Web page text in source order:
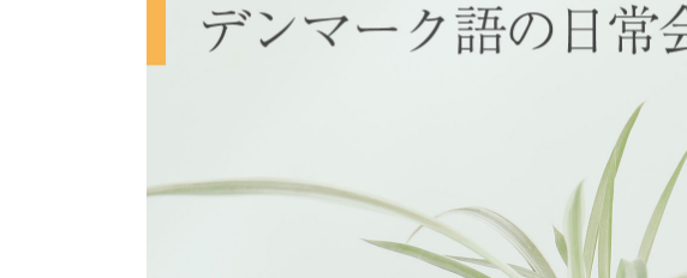
ニカラグア
ハイチ
パナマ
パラグアイ
マルタ共和国
ルクセンブルク
アラブ首長国連
エジプト
サウジアラビア
トルコ